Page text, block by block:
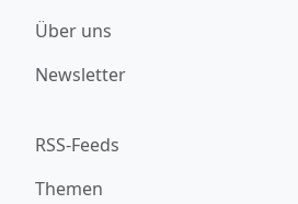
Über uns
Newsletter
RSS-Feeds
Themen